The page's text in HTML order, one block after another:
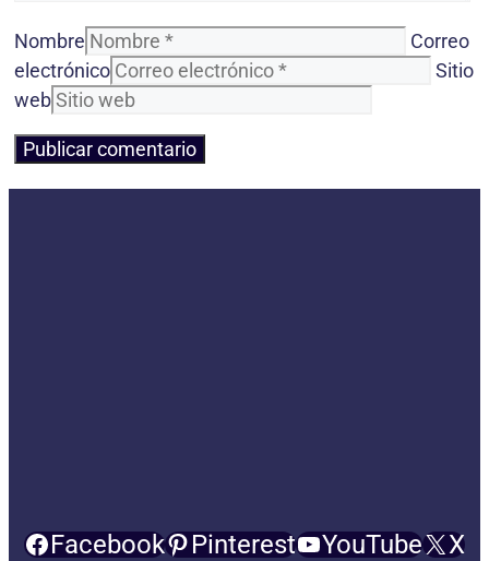
Nombre
Correo
electrónico
Sitio
web
Facebook Pinterest YouTube X